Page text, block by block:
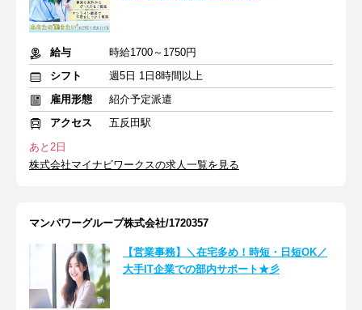
給与
時給1700～1750円
シフト
週5日 1日8時間以上
雇用形態
紹介予定派遣
アクセス
五反田駅
あと2日
株式会社マイナビワークスの求人一覧を見る
マンパワーグループ株式会社/1720357
【営業事務】＼在宅多め！時短・日短OK／
大手IT企業での部内サポート★彡